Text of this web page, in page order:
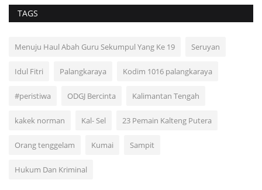
TAGS
Menuju Haul Abah Guru Sekumpul Yang Ke 19 Seruyan
Idul Fitri Palangkaraya Kodim 1016 palangkaraya
#peristiwa ODGJ Bercinta Kalimantan Tengah
kakek norman Kal- Sel 23 Pemain Kalteng Putera
Orang tenggelam Kumai Sampit
Hukum Dan Kriminal